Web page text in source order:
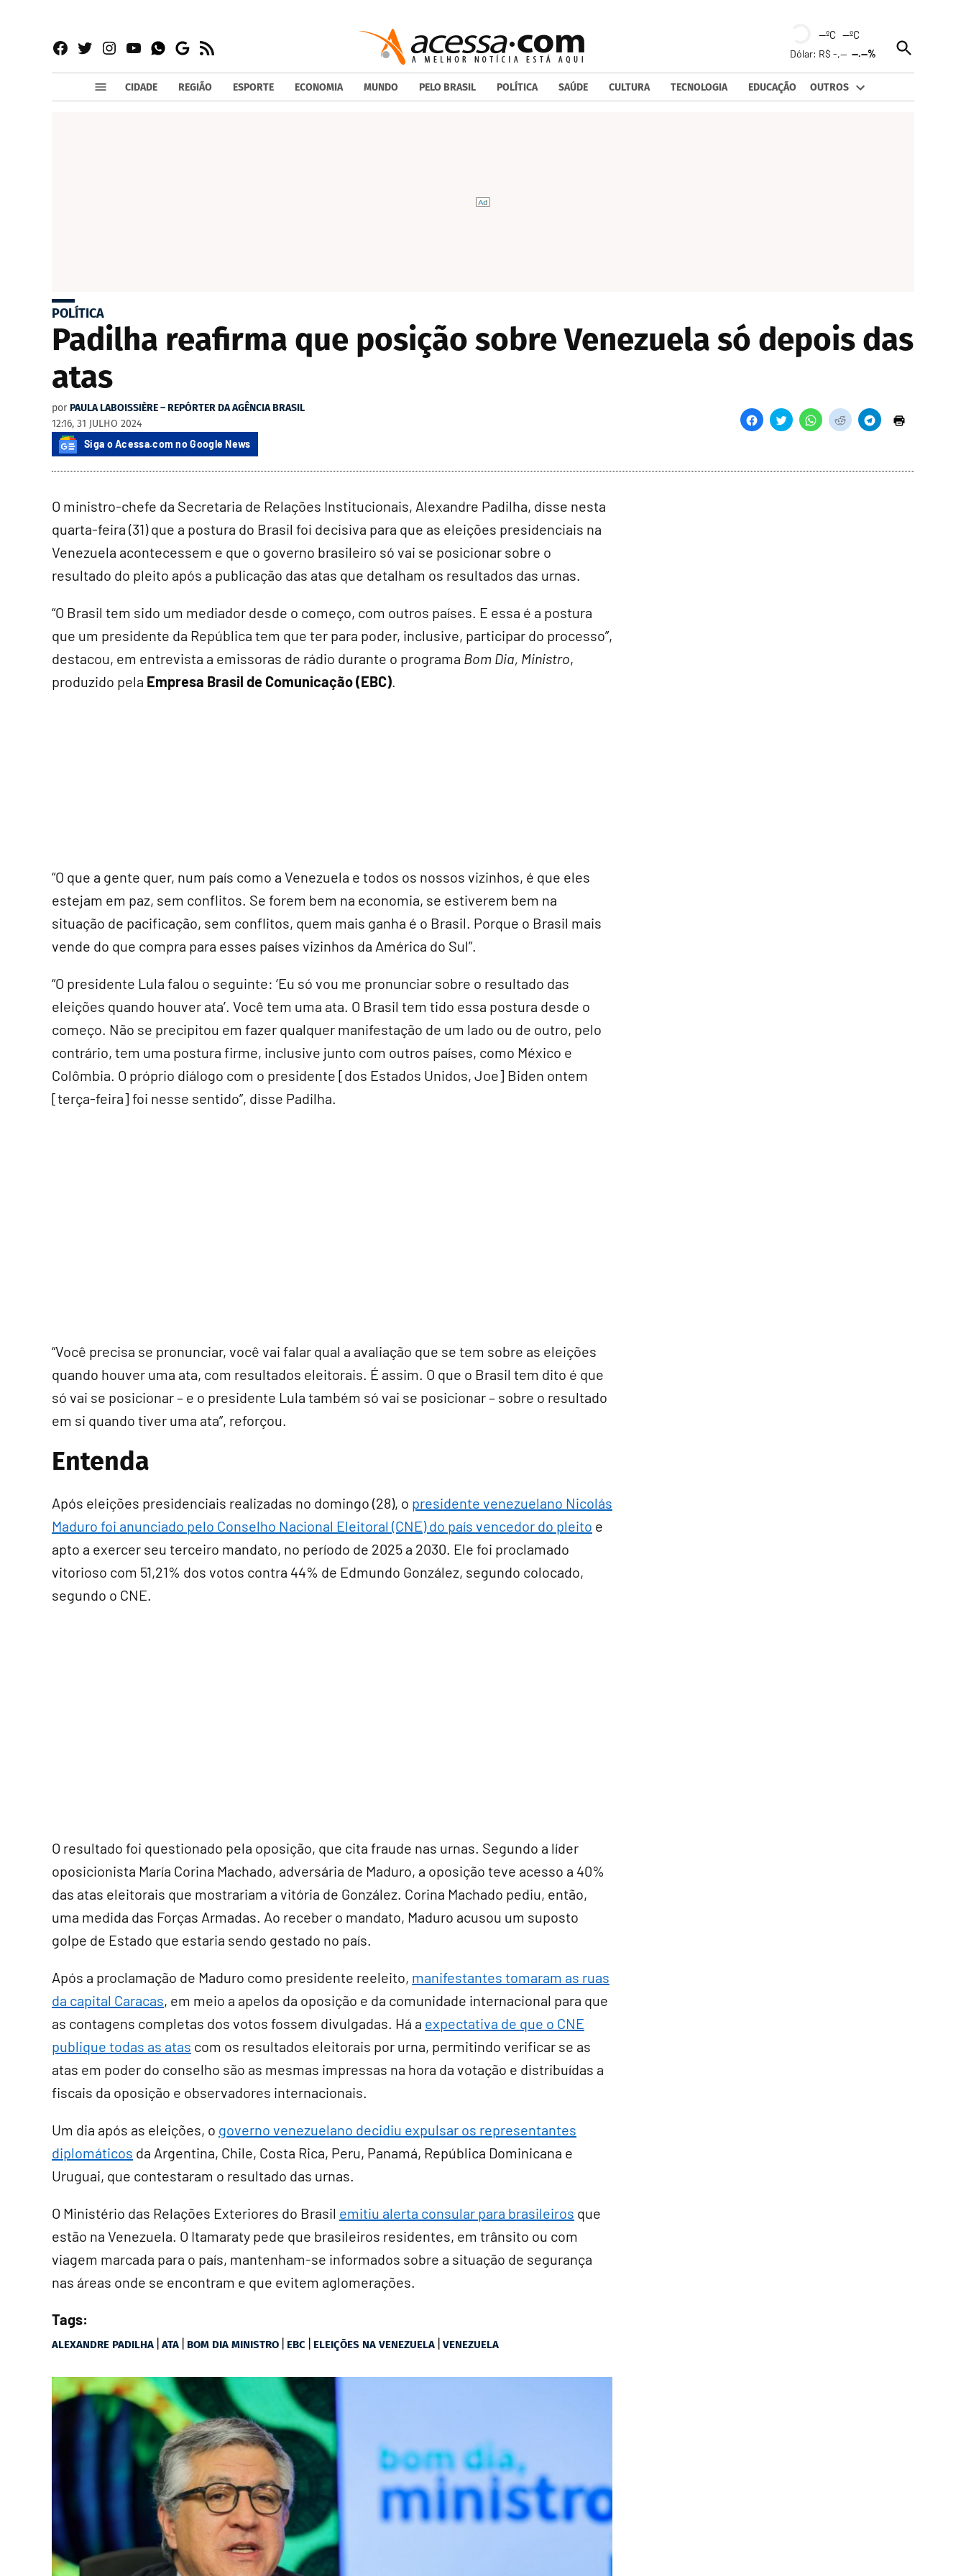
Facebook
TwitterInstagram
YouTubeWhatsapp
Google
News
RSS
--ºC --ºC
Dólar: R$ -,----.--%
Open
Search
CIDADE REGIÃO ESPORTE ECONOMIA MUNDO PELO BRASIL POLÍTICA SAÚDE CULTURA TECNOLOGIA EDUCAÇÃO OUTROS
POLÍTICA
Padilha reafirma que posição sobre Venezuela só depois das
atas
por PAULA LABOISSIÈRE – REPÓRTER DA AGÊNCIA BRASIL
12:16, 31 JULHO 2024
Siga o Acessa.com no Google News
O ministro-chefe da Secretaria de Relações Institucionais, Alexandre Padilha, disse nesta
quarta-feira (31) que a postura do Brasil foi decisiva para que as eleições presidenciais na
Venezuela acontecessem e que o governo brasileiro só vai se posicionar sobre o
resultado do pleito após a publicação das atas que detalham os resultados das urnas.
“O Brasil tem sido um mediador desde o começo, com outros países. E essa é a postura
que um presidente da República tem que ter para poder, inclusive, participar do processo”,
destacou, em entrevista a emissoras de rádio durante o programa Bom Dia, Ministro,
produzido pela Empresa Brasil de Comunicação (EBC).
“O que a gente quer, num país como a Venezuela e todos os nossos vizinhos, é que eles
estejam em paz, sem conflitos. Se forem bem na economia, se estiverem bem na
situação de pacificação, sem conflitos, quem mais ganha é o Brasil. Porque o Brasil mais
vende do que compra para esses países vizinhos da América do Sul”.
“O presidente Lula falou o seguinte: ‘Eu só vou me pronunciar sobre o resultado das
eleições quando houver ata’. Você tem uma ata. O Brasil tem tido essa postura desde o
começo. Não se precipitou em fazer qualquer manifestação de um lado ou de outro, pelo
contrário, tem uma postura firme, inclusive junto com outros países, como México e
Colômbia. O próprio diálogo com o presidente [dos Estados Unidos, Joe] Biden ontem
[terça-feira] foi nesse sentido”, disse Padilha.
“Você precisa se pronunciar, você vai falar qual a avaliação que se tem sobre as eleições
quando houver uma ata, com resultados eleitorais. É assim. O que o Brasil tem dito é que
só vai se posicionar – e o presidente Lula também só vai se posicionar – sobre o resultado
em si quando tiver uma ata”, reforçou.
Entenda
Após eleições presidenciais realizadas no domingo (28), o presidente venezuelano Nicolás
Maduro foi anunciado pelo Conselho Nacional Eleitoral (CNE) do país vencedor do pleito e
apto a exercer seu terceiro mandato, no período de 2025 a 2030. Ele foi proclamado
vitorioso com 51,21% dos votos contra 44% de Edmundo González, segundo colocado,
segundo o CNE.
O resultado foi questionado pela oposição, que cita fraude nas urnas. Segundo a líder
oposicionista María Corina Machado, adversária de Maduro, a oposição teve acesso a 40%
das atas eleitorais que mostrariam a vitória de González. Corina Machado pediu, então,
uma medida das Forças Armadas. Ao receber o mandato, Maduro acusou um suposto
golpe de Estado que estaria sendo gestado no país.
Após a proclamação de Maduro como presidente reeleito, manifestantes tomaram as ruas
da capital Caracas, em meio a apelos da oposição e da comunidade internacional para que
as contagens completas dos votos fossem divulgadas. Há a expectativa de que o CNE
publique todas as atas com os resultados eleitorais por urna, permitindo verificar se as
atas em poder do conselho são as mesmas impressas na hora da votação e distribuídas a
fiscais da oposição e observadores internacionais.
Um dia após as eleições, o governo venezuelano decidiu expulsar os representantes
diplomáticos da Argentina, Chile, Costa Rica, Peru, Panamá, República Dominicana e
Uruguai, que contestaram o resultado das urnas.
O Ministério das Relações Exteriores do Brasil emitiu alerta consular para brasileiros que
estão na Venezuela. O Itamaraty pede que brasileiros residentes, em trânsito ou com
viagem marcada para o país, mantenham-se informados sobre a situação de segurança
nas áreas onde se encontram e que evitem aglomerações.
Tags:
ALEXANDRE PADILHA | ATA | BOM DIA MINISTRO | EBC | ELEIÇÕES NA VENEZUELA | VENEZUELA